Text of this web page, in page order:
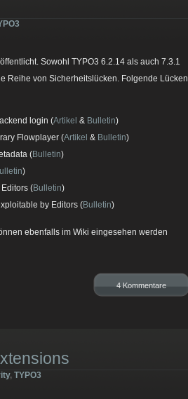
Sowohl TYPO3 6.2.14 als auch 7.3.1
Reihe von Sicherheitslücken. Folgende Lücken
login (Artikel & Bulletin)
Flowplayer (Artikel & Bulletin)
(Bulletin)
)
(Bulletin)
by Editors (Bulletin)
ebenfalls im Wiki eingesehen werden
4 Kommentare
, TYPO3